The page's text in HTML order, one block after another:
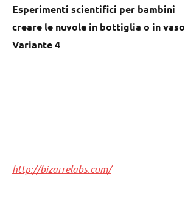
Esperimenti scientifici per bambini
creare le nuvole in bottiglia o in vaso
Variante 4
http://bizarrelabs.com/